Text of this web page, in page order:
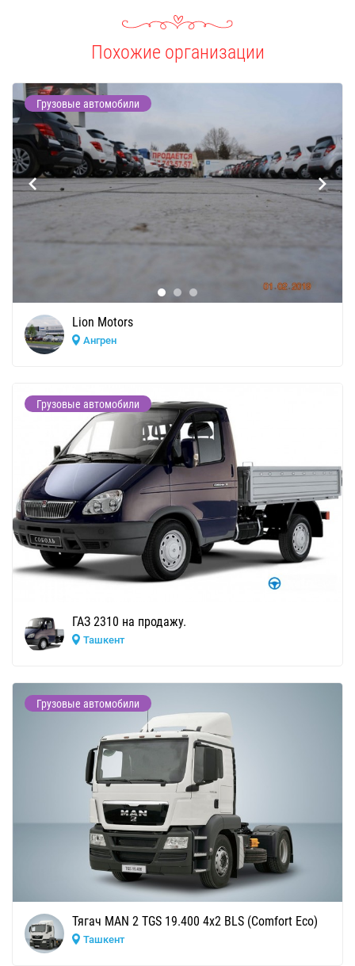
Похожие организации
Грузовые автомобили
Lion Motors
Ангрен
Грузовые автомобили
ГАЗ 2310 на продажу.
Ташкент
Грузовые автомобили
Тягач MAN 2 TGS 19.400 4x2 BLS (Comfort Eco)
Ташкент